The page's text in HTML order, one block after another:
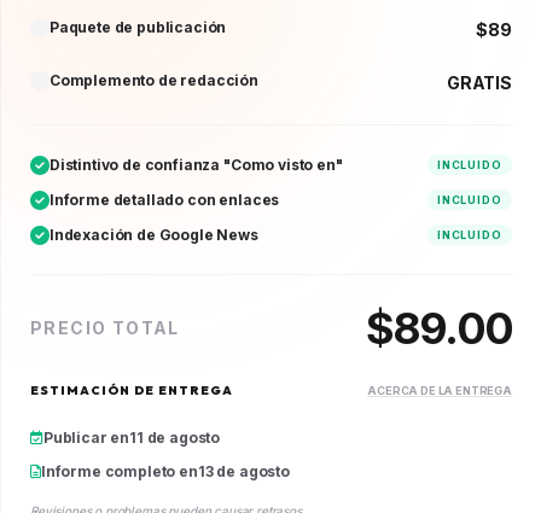
Paquete de publicación $89
Complemento de redacción GRATIS
Distintivo de confianza "Como visto en" INCLUIDO
Informe detallado con enlaces INCLUIDO
Indexación de Google News INCLUIDO
PRECIO TOTAL $89.00
ESTIMACIÓN DE ENTREGA ACERCA DE LA ENTREGA
Publicar en11 de agosto
Informe completo en13 de agosto